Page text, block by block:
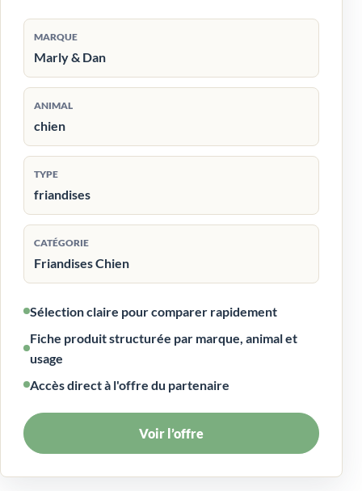
MARQUE
Marly & Dan
ANIMAL
chien
TYPE
friandises
CATÉGORIE
Friandises Chien
Sélection claire pour comparer rapidement
Fiche produit structurée par marque, animal et
usage
Accès direct à l'offre du partenaire
Voir l’offre